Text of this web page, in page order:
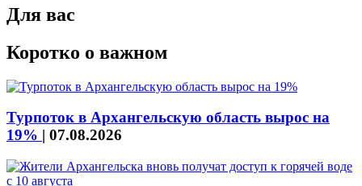
Для вас
Коротко о важном
Турпоток в Архангельскую область вырос на
19% | 07.08.2026